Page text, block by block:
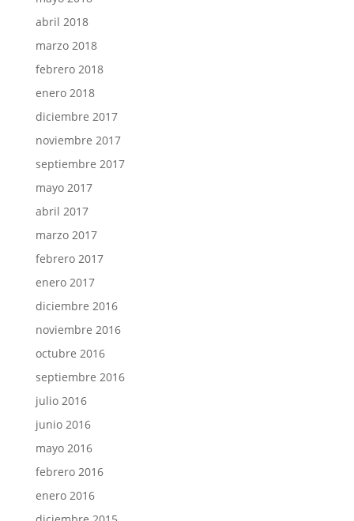
abril 2018
marzo 2018
febrero 2018
enero 2018
diciembre 2017
noviembre 2017
septiembre 2017
mayo 2017
abril 2017
marzo 2017
febrero 2017
enero 2017
diciembre 2016
noviembre 2016
octubre 2016
septiembre 2016
julio 2016
junio 2016
mayo 2016
febrero 2016
enero 2016